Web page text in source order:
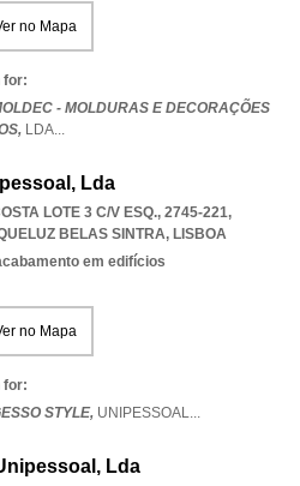
no Mapa
for:
- MOLDURAS E DECORAÇÕES
LDA...
Lda
LOTE 3 C/V ESQ., 2745-221,
BELAS SINTRA, LISBOA
em edifícios
no Mapa
for:
STYLE, UNIPESSOAL...
Lda